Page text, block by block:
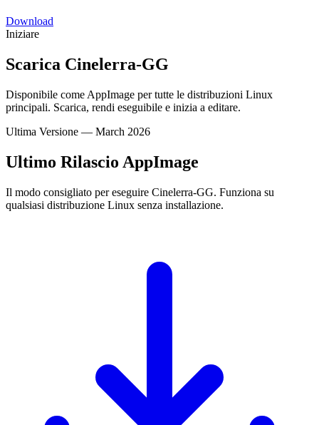
Download
Iniziare
Scarica Cinelerra-GG
Disponibile come AppImage per tutte le distribuzioni Linux
principali. Scarica, rendi eseguibile e inizia a editare.
Ultima Versione — March 2026
Ultimo Rilascio AppImage
Il modo consigliato per eseguire Cinelerra-GG. Funziona su
qualsiasi distribuzione Linux senza installazione.